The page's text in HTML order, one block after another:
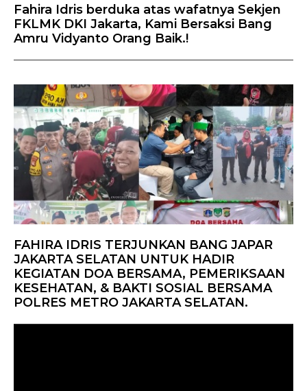
Fahira Idris berduka atas wafatnya Sekjen
FKLMK DKI Jakarta, Kami Bersaksi Bang
Amru Vidyanto Orang Baik.!
FAHIRA IDRIS TERJUNKAN BANG JAPAR
JAKARTA SELATAN UNTUK HADIR
KEGIATAN DOA BERSAMA, PEMERIKSAAN
KESEHATAN, & BAKTI SOSIAL BERSAMA
POLRES METRO JAKARTA SELATAN.